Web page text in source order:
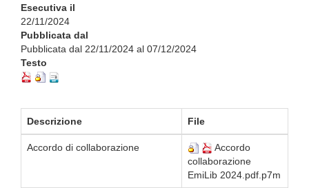
Esecutiva il
22/11/2024
Pubblicata dal
Pubblicata dal 22/11/2024 al 07/12/2024
Testo
Descrizione File
Accordo di collaborazione
Accordo
collaborazione
EmiLib 2024.pdf.p7m